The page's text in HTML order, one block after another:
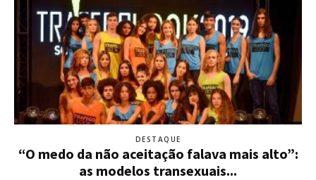
DESTAQUE
“O medo da não aceitação falava mais alto”:
as modelos transexuais...